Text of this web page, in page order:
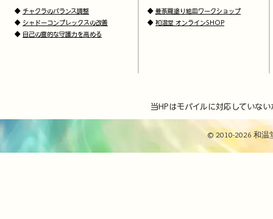
◆ チャクラのバランス調整
◆ シャドーコンプレックスの改善
◆ 自己の霊的な守護力を高める
◆ 曼荼羅塗り絵皿ワークショップ
◆ 和温堂 オンラインSHOP
当HPはモバイルに対応していな
© 2010-2026 和温